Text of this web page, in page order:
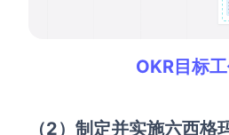
OKR目标
（2） 制定并实施六西格